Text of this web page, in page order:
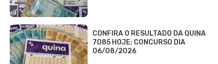
CONFIRA O RESULTADO DA QUINA
7085 HOJE: CONCURSO DIA
06/08/2026